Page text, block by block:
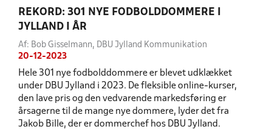
REKORD: 301 NYE FODBOLDDOMMERE I
JYLLAND I ÅR
Af: Bob Gisselmann, DBU Jylland Kommunikation
20-12-2023
Hele 301 nye fodbolddommere er blevet udklækket
under DBU Jylland i 2023. De fleksible online-kurser,
den lave pris og den vedvarende markedsføring er
årsagerne til de mange nye dommere, lyder det fra
Jakob Bille, der er dommerchef hos DBU Jylland.